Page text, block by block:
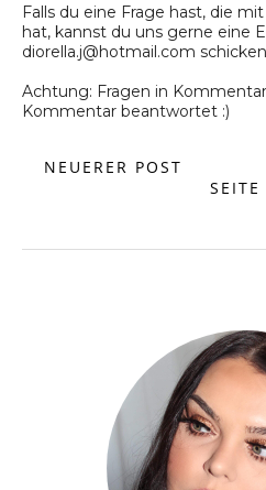
Falls du eine Frage hast, die
hat, kannst du uns gerne eine
diorella.j@hotmail.com
Achtung: Fragen in
Kommentar beantwortet :)
NEUERER POST
SEITE